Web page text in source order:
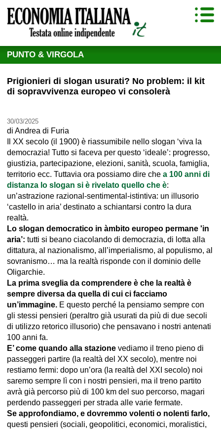
PUNTO & VIRGOLA
Prigionieri di slogan usurati? No problem: il kit
di sopravvivenza europeo vi consolerà
30/03/2025
di Andrea di Furia
Il XX secolo (il 1900) è riassumibile nello slogan ‘viva la
democrazia! Tutto si faceva per questo ‘ideale’: progresso,
giustizia, partecipazione, elezioni, sanità, scuola, famiglia,
territorio ecc. Tuttavia ora possiamo dire che a 100 anni di
distanza lo slogan si è rivelato quello che è:
un’astrazione razional-sentimental-istintiva: un illusorio
‘castello in aria’ destinato a schiantarsi contro la dura
realtà.
Lo slogan democratico in àmbito europeo permane 'in
aria’: tutti si beano ciacolando di democrazia, di lotta alla
dittatura, al nazionalismo, all’imperialismo, al populismo, al
sovranismo… ma la realtà risponde con il dominio delle
Oligarchie.
La prima sveglia da comprendere è che la realtà è
sempre diversa da quella di cui ci facciamo
un’immagine. E questo perché la pensiamo sempre con
gli stessi pensieri (peraltro già usurati da più di due secoli
di utilizzo retorico illusorio) che pensavano i nostri antenati
100 anni fa.
E’ come quando alla stazione vediamo il treno pieno di
passeggeri partire (la realtà del XX secolo), mentre noi
restiamo fermi: dopo un’ora (la realtà del XXI secolo) noi
saremo sempre lì con i nostri pensieri, ma il treno partito
avrà già percorso più di 100 km del suo percorso, magari
perdendo passeggeri per strada alle varie fermate.
Se approfondiamo, e dovremmo volenti o nolenti farlo,
questi pensieri (sociali, geopolitici, economici, moralistici,